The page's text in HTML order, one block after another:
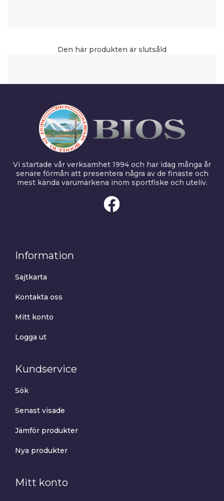
Den här produkten är slutsåld
Vi startade vår verksamhet 1994 och har idag många år
senare förmån att presentera några av de finaste och
mest kända varumärkena inom sportfiske och uteliv.
Information
Sajtkarta
Kontakta oss
Mitt konto
Logga ut
Kundservice
Sök
Senast visade
Jämför produkter
Nya produkter
Mitt konto